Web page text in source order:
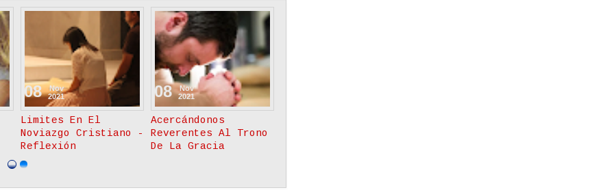
POLÍTICA DE
PRIVACIDAD
19
Nov
2023
El Verdadero Amor
Siempre Es
Inteligente
09
Nov
2021